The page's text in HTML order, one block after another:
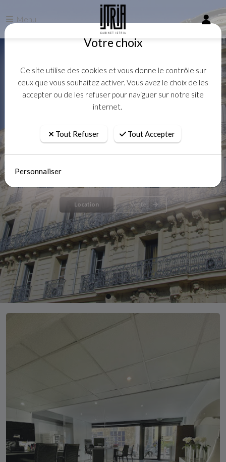
Menu
Cabinet ISTRIA
EXPERTS EN
IMMOBILIER,
PASSIONNÉS PAR VOS
PROJETS
Construisons ensemble l’avenir qui vous
Location Vente
Votre choix
Ce site utilise des cookies et vous donne le contrôle sur
ceux que vous souhaitez activer. Vous avez le choix de les
accepter ou de les refuser pour naviguer sur notre site
internet.
Tout Refuser Tout Accepter
Personnaliser